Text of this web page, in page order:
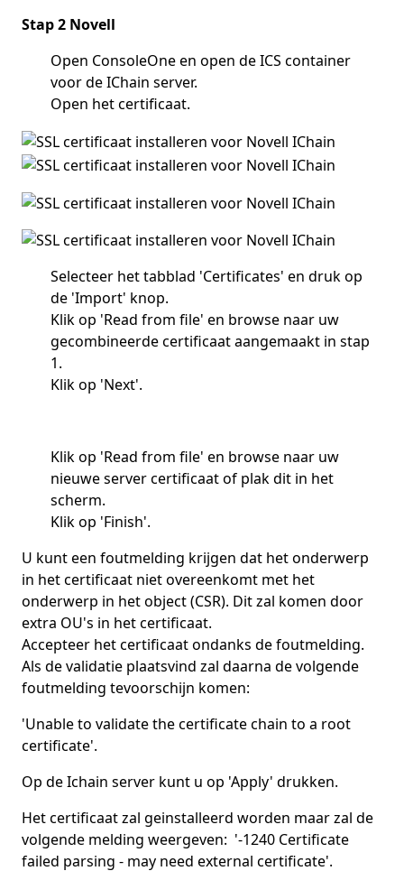
Stap 2 Novell
Open ConsoleOne en open de ICS container
voor de IChain server.
Open het certificaat.
Selecteer het tabblad 'Certificates' en druk op
de 'Import' knop.
Klik op 'Read from file' en browse naar uw
gecombineerde certificaat aangemaakt in stap
1.
Klik op 'Next'.
Klik op 'Read from file' en browse naar uw
nieuwe server certificaat of plak dit in het
scherm.
Klik op 'Finish'.
U kunt een foutmelding krijgen dat het onderwerp
in het certificaat niet overeenkomt met het
onderwerp in het object (CSR). Dit zal komen door
extra OU's in het certificaat.
Accepteer het certificaat ondanks de foutmelding.
Als de validatie plaatsvind zal daarna de volgende
foutmelding tevoorschijn komen:
'Unable to validate the certificate chain to a root
certificate'.
Op de Ichain server kunt u op 'Apply' drukken.
Het certificaat zal geinstalleerd worden maar zal de
volgende melding weergeven: '-1240 Certificate
failed parsing - may need external certificate'.